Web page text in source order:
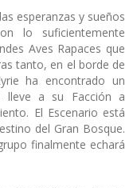
esperanzas y sueños
lo suficientemente
Aves Rapaces que
tanto, en el borde de
ha encontrado un
lleve a su Facción a
El Escenario está
del Gran Bosque.
finalmente echará